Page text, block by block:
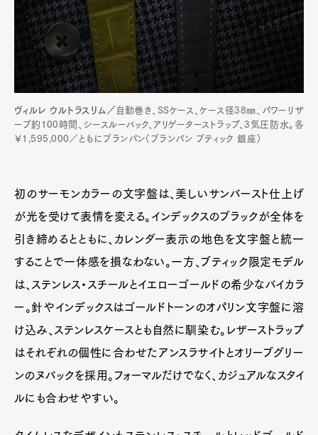
ヴィルレ ウルトラスリム／ 自動巻き、SSケース、ケース径38㎜、パワーリザ
ーブ約100時間、シースルーバック、アリゲーターストラップ、3気圧防水。各
￥1,595,000／ともにブランパン（ブランパン ブティック 銀座）
初のサーモンカラーの文字盤は、美しいサンバースト仕上げ
が光を受けて表情を変える。インデックスのブラックが全体を
引き締めるとともに、カレンダー表示の地色を文字盤と統一
することで一体感を損なわない。一方、ブティック限定モデル
は、ステンレス・スチールとイエローゴールドの希少なバイカラ
ー。針やインデックスはゴールドトーンのオパリン文字盤に溶
け込み、ステンレスケースとも自然に馴染む。レザーストラップ
はそれぞれの個性に合わせたアンスラサイトとオリーブグリー
ンのヌバックを採用。フォーマルだけでなく、カジュアルなスタイ
ルにも合わせやすい。